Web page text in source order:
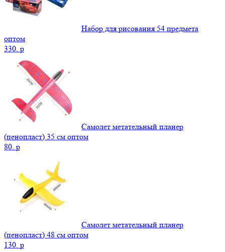
Набор для рисования 54 предмета
оптом
330. p
Самолет метательный планер
(пенопласт) 35 см оптом
80. p
Самолет метательный планер
(пенопласт) 48 см оптом
130. p